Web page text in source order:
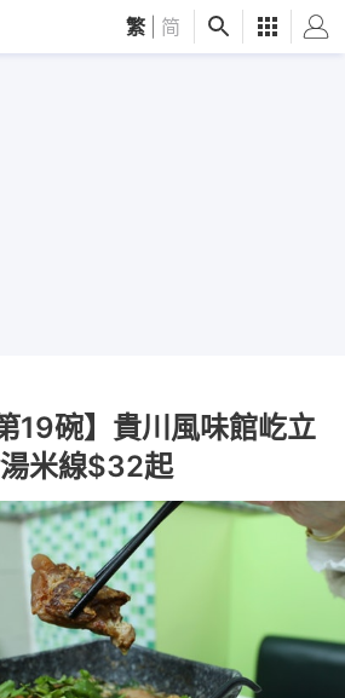
繁 简
19碗】貴川風味館屹立
米線$32起